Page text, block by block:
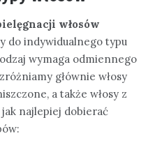
włosów
do indywidualnego typu
wymaga odmiennego
głównie włosy
a także włosy z
najlepiej dobierać